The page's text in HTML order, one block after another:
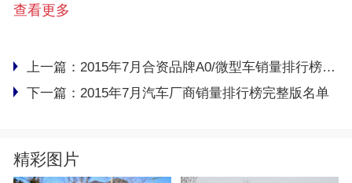
查看更多
上一篇： 2015年7月合资品牌A0/微型车销量排行榜完整版名单
下一篇： 2015年7月汽车厂商销量排行榜完整版名单
精彩图片